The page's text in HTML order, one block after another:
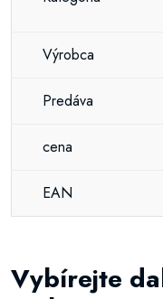
Výrobca
Predáva
cena
EAN
Vybírejte